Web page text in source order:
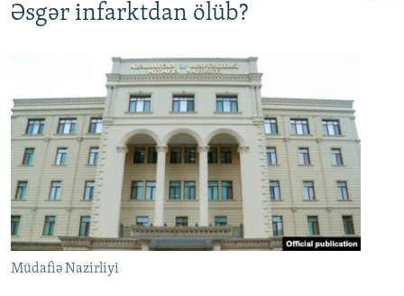
Əsgər infarktdan ölüb?
Müdafiə Nazirliyi